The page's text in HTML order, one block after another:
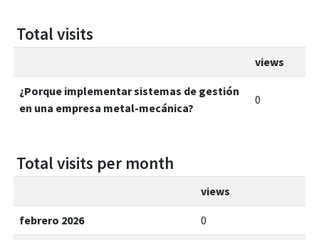
Total visits
views
¿Porque implementar sistemas de gestión
en una empresa metal-mecánica?
0
Total visits per month
views
febrero 2026 0